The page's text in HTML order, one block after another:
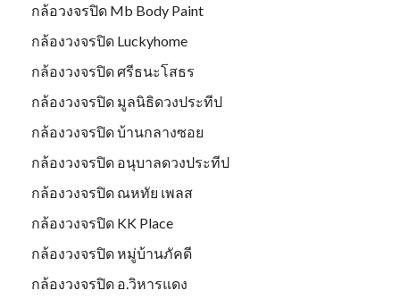
กล้อวงจรปิด Mb Body Paint
กล้องวงจรปิด Luckyhome
กล้องวงจรปิด ศรีธนะโสธร
กล้องวงจรปิด มูลนิธิดวงประทีป
กล้องวงจรปิด บ้านกลางซอย
กล้องวงจรปิด อนุบาลดวงประทีป
กล้องวงจรปิด ณหทัย เพลส
กล้องวงจรปิด KK Place
กล้องวงจรปิด หมู่บ้านภัคดี
กล้องวงจรปิด อ.วิหารแดง